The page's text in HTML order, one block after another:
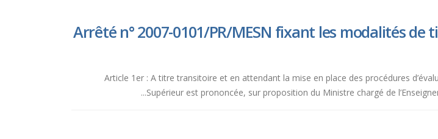
Arrêté n° 2007-0101/PR/MESN fixant les modalités
Article 1er : A titre transitoire et en attendant la mise en place des procédures
Supérieur est prononcée, sur proposition du Ministre chargé de